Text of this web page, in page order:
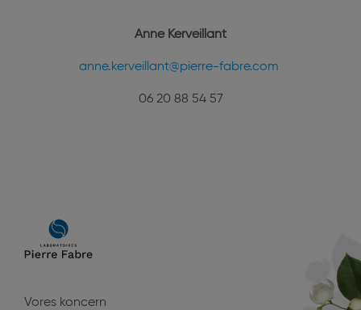
Anne Kerveillant
anne.kerveillant@pierre-fabre.com
06 20 88 54 57
Main
navigation
Vores koncern